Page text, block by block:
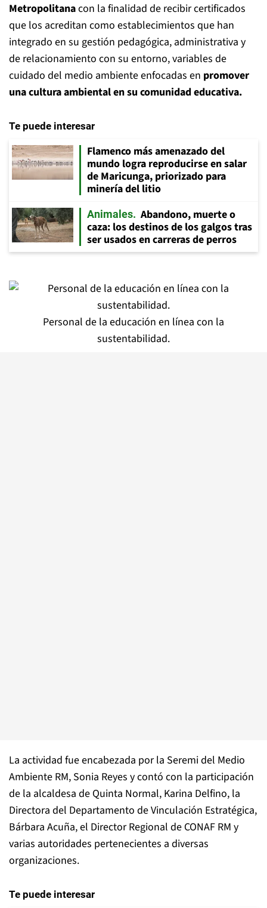
Metropolitanacon la finalidad de recibir certificados
que los acreditan como establecimientos que han
integrado en su gestión pedagógica, administrativa y
de relacionamiento con su entorno, variables de
cuidado del medio ambiente enfocadas en promover
una cultura ambiental en su comunidad educativa.
Te puede interesar
Flamenco más amenazado del
mundo logra reproducirse en salar
de Maricunga, priorizado para
minería del litio
Animales
Abandono, muerte o
caza: los destinos de los galgos tras
ser usados en carreras de perros
Personal de la educación en línea con la
sustentabilidad.
La actividad fue encabezada por la Seremi del Medio
Ambiente RM, Sonia Reyes y contó con la participación
de la alcaldesa de Quinta Normal, Karina Delfino, la
Directora del Departamento de Vinculación Estratégica,
Bárbara Acuña, el Director Regional de CONAF RM y
varias autoridades pertenecientes a diversas
organizaciones.
Te puede interesar